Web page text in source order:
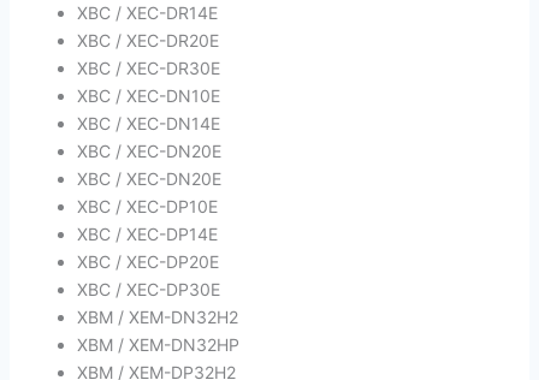
XBC / XEC-DR14E
XBC / XEC-DR20E
XBC / XEC-DR30E
XBC / XEC-DN10E
XBC / XEC-DN14E
XBC / XEC-DN20E
XBC / XEC-DN20E
XBC / XEC-DP10E
XBC / XEC-DP14E
XBC / XEC-DP20E
XBC / XEC-DP30E
XBM / XEM-DN32H2
XBM / XEM-DN32HP
XBM / XEM-DP32H2